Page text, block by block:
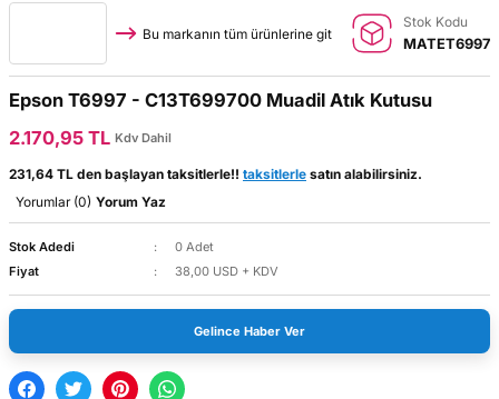
Bu markanın tüm ürünlerine git
Stok Kodu
MATET6997
Epson T6997 - C13T699700 Muadil Atık Kutusu
2.170,95 TL Kdv Dahil
231,64 TL den başlayan taksitlerle!! taksitlerle satın alabilirsiniz.
Yorumlar (0) Yorum Yaz
Stok Adedi
0 Adet
Fiyat
38,00 USD + KDV
Gelince Haber Ver